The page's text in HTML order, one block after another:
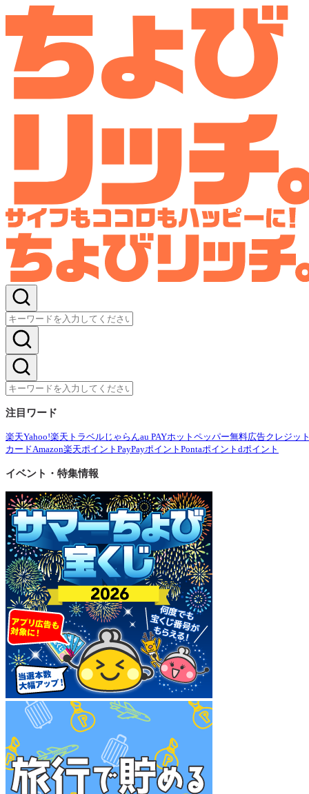
注目ワード
楽天Yahoo!楽天トラベル じゃらんau PAYホットペッパー無料広告クレジッ
カードAmazon楽天ポイント PayPayポイント Pontaポイント dポイント
イベント・特集情報